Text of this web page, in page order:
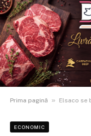
Prima pagină » Elsaco se bate cu
ECONOMIC